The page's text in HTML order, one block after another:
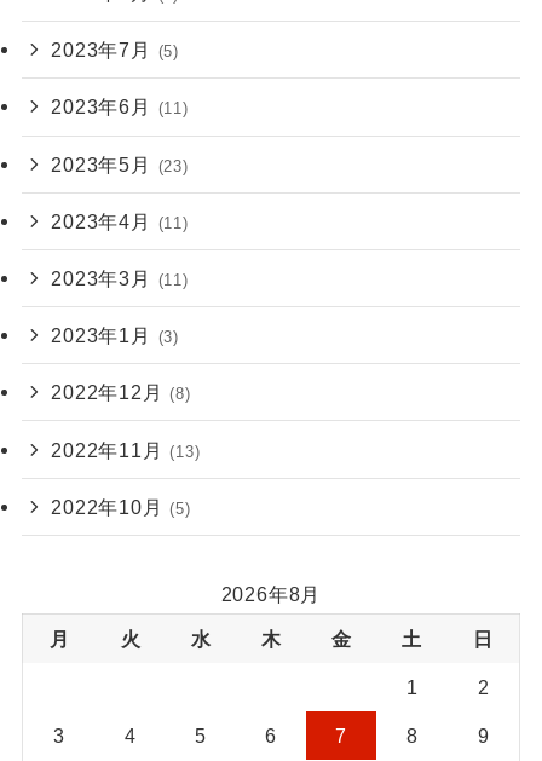
2023年7月 (5)
2023年6月 (11)
2023年5月 (23)
2023年4月 (11)
2023年3月 (11)
2023年1月 (3)
2022年12月 (8)
2022年11月 (13)
2022年10月 (5)
2026年8月
月 火 水 木 金 土 日
1 2
3 4 5 6 7 8 9